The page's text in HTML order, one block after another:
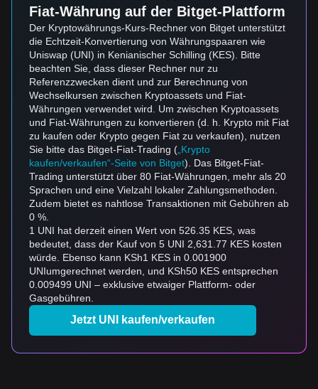
Fiat-Währung auf der Bitget-Plattform
Der Kryptowährungs-Kurs-Rechner von Bitget unterstützt
die Echtzeit-Konvertierung von Währungspaaren wie
Uniswap (UNI) in Kenianischer Schilling (KES). Bitte
beachten Sie, dass dieser Rechner nur zu
Referenzzwecken dient und zur Berechnung von
Wechselkursen zwischen Kryptoassets und Fiat-
Währungen verwendet wird. Um zwischen Kryptoassets
und Fiat-Währungen zu konvertieren (d. h. Krypto mit Fiat
zu kaufen oder Krypto gegen Fiat zu verkaufen), nutzen
Sie bitte das Bitget-Fiat-Trading ( „Krypto
kaufen/verkaufen“-Seite von Bitget). Das Bitget-Fiat-
Trading unterstützt über 80 Fiat-Währungen, mehr als 20
Sprachen und eine Vielzahl lokaler Zahlungsmethoden.
Zudem bietet es nahtlose Transaktionen mit Gebühren ab
0 %.
1 UNI hat derzeit einen Wert von 526.35 KES, was
bedeutet, dass der Kauf von 5 UNI 2,631.77 KES kosten
würde. Ebenso kann KSh1 KES in 0.001900
UNIumgerechnet werden, und KSh50 KES entsprechen
0.009499 UNI – exklusive etwaiger Plattform- oder
Gasgebühren.
Jetzt UNI kaufen/verkaufen